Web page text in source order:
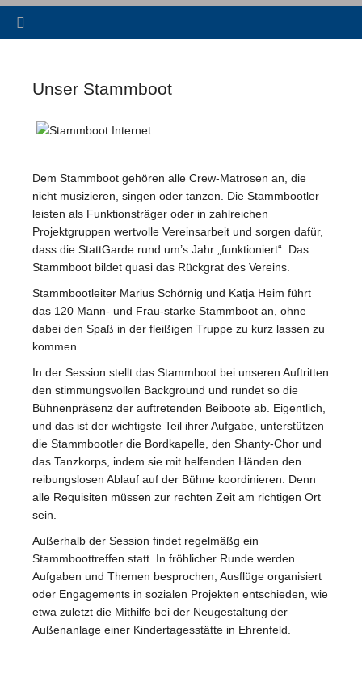
Unser Stammboot
Dem Stammboot gehören alle Crew-Matrosen an, die
nicht musizieren, singen oder tanzen. Die Stammbootler
leisten als Funktionsträger oder in zahlreichen
Projektgruppen wertvolle Vereinsarbeit und sorgen dafür,
dass die StattGarde rund um’s Jahr „funktioniert“. Das
Stammboot bildet quasi das Rückgrat des Vereins.
Stammbootleiter Marius Schörnig und Katja Heim führt
das 120 Mann- und Frau-starke Stammboot an, ohne
dabei den Spaß in der fleißigen Truppe zu kurz lassen zu
kommen.
In der Session stellt das Stammboot bei unseren Auftritten
den stimmungsvollen Background und rundet so die
Bühnenpräsenz der auftretenden Beiboote ab. Eigentlich,
und das ist der wichtigste Teil ihrer Aufgabe, unterstützen
die Stammbootler die Bordkapelle, den Shanty-Chor und
das Tanzkorps, indem sie mit helfenden Händen den
reibungslosen Ablauf auf der Bühne koordinieren. Denn
alle Requisiten müssen zur rechten Zeit am richtigen Ort
sein.
Außerhalb der Session findet regelmäßg ein
Stammboottreffen statt. In fröhlicher Runde werden
Aufgaben und Themen besprochen, Ausflüge organisiert
oder Engagements in sozialen Projekten entschieden, wie
etwa zuletzt die Mithilfe bei der Neugestaltung der
Außenanlage einer Kindertagesstätte in Ehrenfeld.